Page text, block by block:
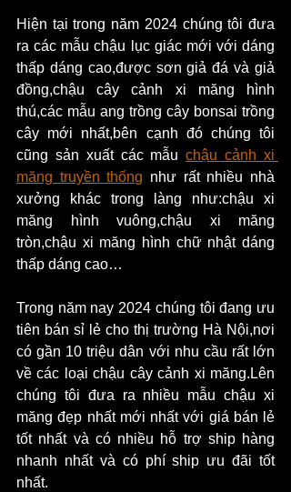
Hiện tại trong năm 2024 chúng tôi đưa
ra các mẫu chậu lục giác mới với dáng
thấp dáng cao,được sơn giả đá và giả
đồng,chậu cây cảnh xi măng hình
thú,các mẫu ang trồng cây bonsai trồng
cây mới nhất,bên cạnh đó chúng tôi
cũng sản xuất các mẫu chậu cảnh xi
măng truyền thống như rất nhiều nhà
xưởng khác trong làng như:chậu xi
măng hình vuông,chậu xi măng
tròn,chậu xi măng hình chữ nhật dáng
thấp dáng cao…
Trong năm nay 2024 chúng tôi đang ưu
tiên bán sỉ lẻ cho thị trường Hà Nội,nơi
có gần 10 triệu dân với nhu cầu rất lớn
về các loại chậu cây cảnh xi măng.Lên
chúng tôi đưa ra nhiều mẫu chậu xi
măng đẹp nhất mới nhất với giá bán lẻ
tốt nhất và có nhiều hỗ trợ ship hàng
nhanh nhất và có phí ship ưu đãi tốt
nhất.